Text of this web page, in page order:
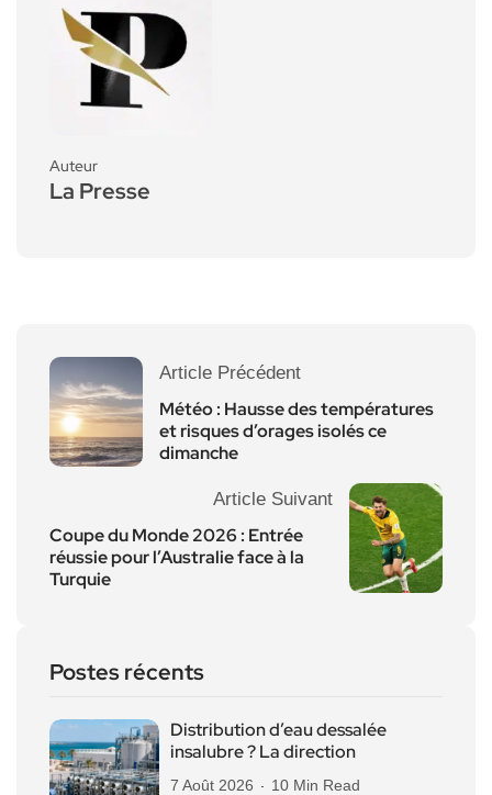
Auteur
La Presse
Article Précédent
Météo : Hausse des températures
et risques d’orages isolés ce
dimanche
Article Suivant
Coupe du Monde 2026 : Entrée
réussie pour l’Australie face à la
Turquie
Postes récents
Distribution d’eau dessalée
insalubre ? La direction
7 Août 2026 10 Min Read